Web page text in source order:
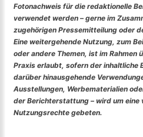
Fotonachweis für die redaktionelle
verwendet werden – gerne im
zugehörigen Pressemitteilung oder
Eine weitergehende Nutzung, zum
oder andere Themen, ist im Rahmen
Praxis erlaubt, sofern der inhaltliche
darüber hinausgehende
Ausstellungen, Werbematerialien
der Berichterstattung – wird um eine
Nutzungsrechte gebeten.